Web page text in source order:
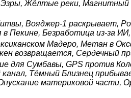
Эзры, Жёлтые реки,
Вояджер-1 раскрывает,
в Пекине, Безработица из-за
Мадеро, Метан в
возвращается, Сердечный
для Сумбавы, GPS против
Тёмный Близнец
материковой